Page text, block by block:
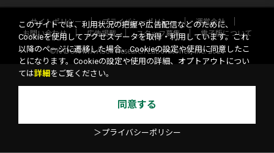
サイトポリシー プライバシーポリシー
運営会社
お問い合わせ
広告掲載 スタッフ募集
電子版について
©KADOKAWA ASCII Research Laboratories, Inc. 2026
このサイトでは、利用状況の把握や広告配信などのために、
Cookieを使用してアクセスデータを取得・利用しています。これ
以降のページに遷移した場合、Cookieの設定や使用に同意したこ
とになります。Cookieの設定や使用の詳細、オプトアウトについ
ては詳細 をご覧ください。
同意する
＞プライバシーポリシー